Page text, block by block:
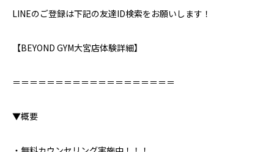
LINEのご登録は下記の友達ID検索をお願いします！
【BEYOND GYM大宮店体験詳細】
＝＝＝＝＝＝＝＝＝＝＝＝＝＝＝＝＝＝＝
▼概要